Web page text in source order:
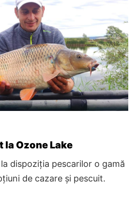
la Ozone Lake
dispoziția pescarilor o gamă
de cazare și pescuit.